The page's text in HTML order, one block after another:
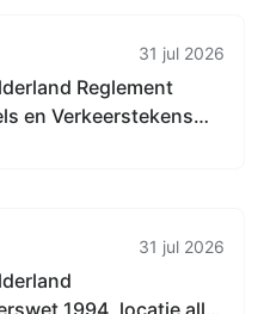
31 jul 2026
Reglement
en Verkeerstekens
31 jul 2026
1994, locatie alle